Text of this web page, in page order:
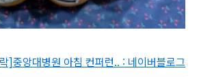
]중앙대병원 아침 컨퍼런.. : 네이버블로그